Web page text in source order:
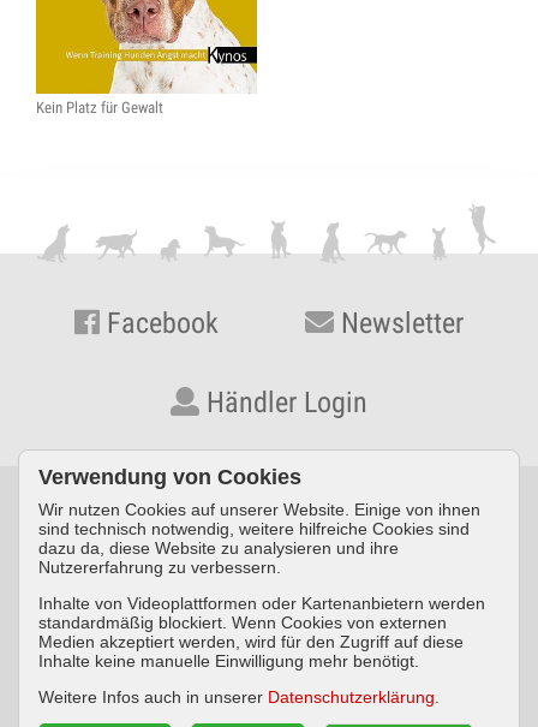
Kein Platz für Gewalt
Facebook Newsletter
Händler Login
© KYNOS VERLAG Dr. Dieter Fleig GmbH · Konrad-Zuse-Straße
3 · D-54552 Nerdlen/Daun ·Telefon: +49 (0) 6592 957389-0
Impressum Datenschutz
AGB
Verwendung von Cookies
Wir nutzen Cookies auf unserer Website. Einige von ihnen
sind technisch notwendig, weitere hilfreiche Cookies sind
dazu da, diese Website zu analysieren und ihre
Nutzererfahrung zu verbessern.
Inhalte von Videoplattformen oder Kartenanbietern werden
standardmäßig blockiert. Wenn Cookies von externen
Medien akzeptiert werden, wird für den Zugriff auf diese
Inhalte keine manuelle Einwilligung mehr benötigt.
Weitere Infos auch in unserer Datenschutzerklärung